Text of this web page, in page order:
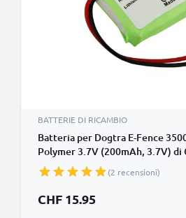
BATTERIE DI RICAMBIO
Batteria per Dogtra E-Fence
Polymer 3.7V (200mAh, 3.7V) di
(2 recensioni)
CHF 15.95